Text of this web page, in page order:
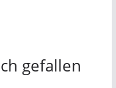
gefallen